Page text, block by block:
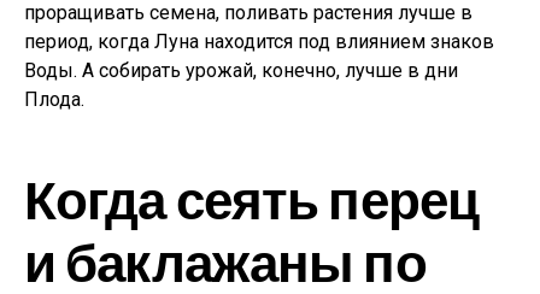
проращивать семена, поливать растения лучше в
период, когда Луна находится под влиянием знаков
Воды. А собирать урожай, конечно, лучше в дни
Плода.
Когда сеять перец
и баклажаны по